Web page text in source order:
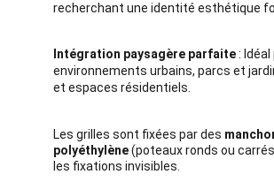
recherchant une identité esthétique
Intégration paysagère parfaite :
environnements urbains, parcs et
et espaces résidentiels.
Les grilles sont fixées par des
polyéthylène (poteaux ronds ou
les fixations invisibles.